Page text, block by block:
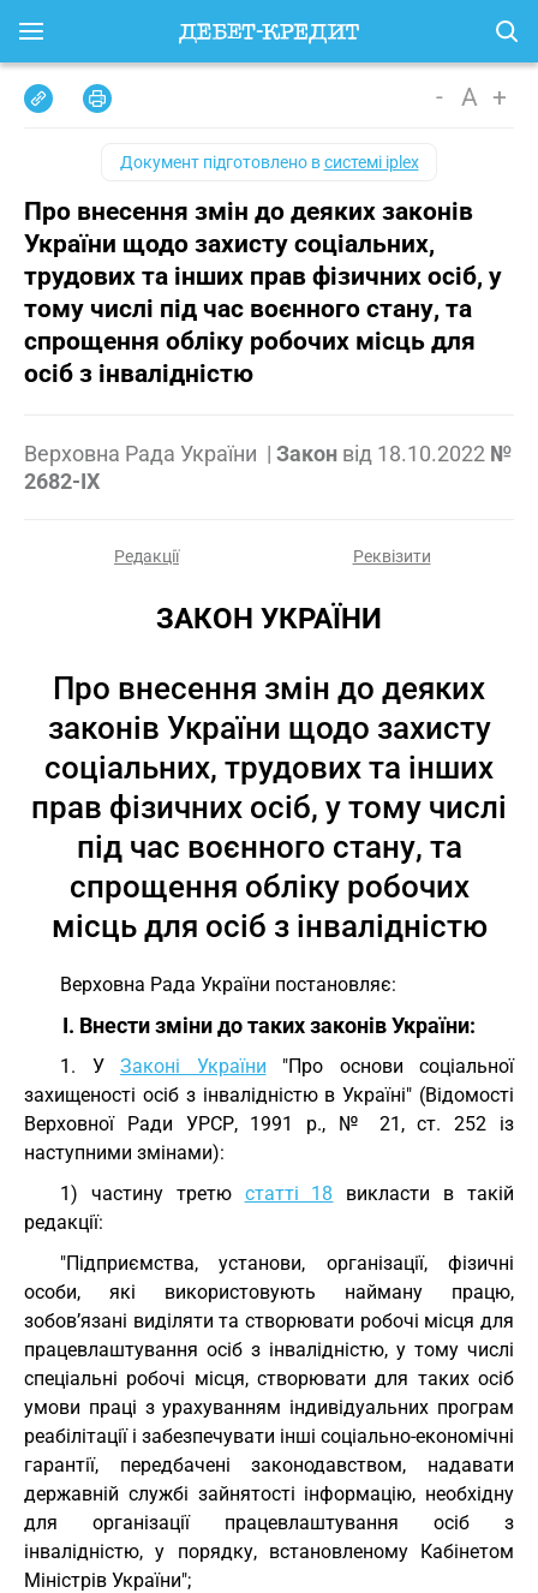
- A +
Документ підготовлено всистемі iplex
Про внесення змін до деяких законів
України щодо захисту соціальних,
трудових та інших прав фізичних осіб, у
тому числі під час воєнного стану, та
спрощення обліку робочих місць для
осіб з інвалідністю
Верховна Рада України | Закон від 18.10.2022 №
2682-IX
Редакції Реквізити
ЗАКОН УКРАЇНИ
Про внесення змін до деяких
законів України щодо захисту
соціальних, трудових та інших
прав фізичних осіб, у тому числі
під час воєнного стану, та
спрощення обліку робочих
місць для осіб з інвалідністю
Верховна Рада України постановляє:
I. Внести зміни до таких законів України:
1. У Законі України "Про основи соціальної
захищеності осіб з інвалідністю в Україні" (Відомості
Верховної Ради УРСР, 1991 р., № 21, ст. 252 із
наступними змінами):
1) частину третю статті 18 викласти в такій
редакції:
"Підприємства, установи, організації, фізичні
особи, які використовують найману працю,
зобов’язані виділяти та створювати робочі місця для
працевлаштування осіб з інвалідністю, у тому числі
спеціальні робочі місця, створювати для таких осіб
умови праці з урахуванням індивідуальних програм
реабілітації і забезпечувати інші соціально-економічні
гарантії, передбачені законодавством, надавати
державній службі зайнятості інформацію, необхідну
для організації працевлаштування осіб з
інвалідністю, у порядку, встановленому Кабінетом
Міністрів України";